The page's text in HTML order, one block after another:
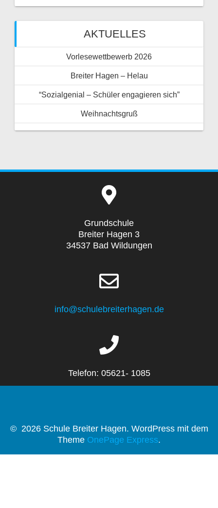
AKTUELLES
Vorlesewettbewerb 2026
Breiter Hagen – Helau
“Sozialgenial – Schüler engagieren sich”
Weihnachtsgruß
Grundschule
Breiter Hagen 3
34537 Bad Wildungen
info@schulebreiterhagen.de
Telefon: 05621- 1085
© 2026 Schule Breiter Hagen. WordPress mit dem
Theme OnePage Express.